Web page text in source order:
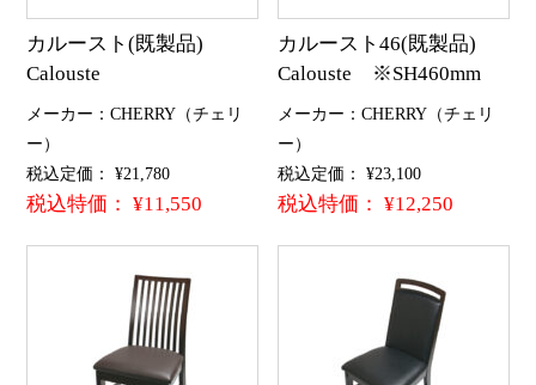
カルースト(既製品)
Calouste
メーカー：CHERRY（チェリ
ー）
税込定価： ¥21,780
税込特価： ¥11,550
カルースト46(既製品)
Calouste ※SH460mm
メーカー：CHERRY（チェリ
ー）
税込定価： ¥23,100
税込特価： ¥12,250